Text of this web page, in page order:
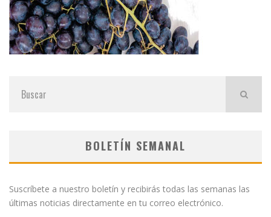
BOLETÍN SEMANAL
Suscríbete a nuestro boletín y recibirás todas las semanas las
últimas noticias directamente en tu correo electrónico.